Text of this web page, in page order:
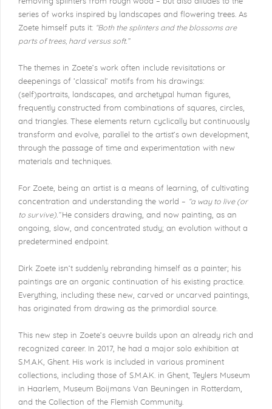
series of works inspired by landscapes and flowering trees. As
Zoete himself puts it: “Both the splinters and the blossoms are
parts of trees, hard versus soft.”
The themes in Zoete’s work often include revisitations or
deepenings of ‘classical’ motifs from his draw­ings:
(self)portraits, landscapes, and archetypal human figures,
frequently constructed from combinations of squares, circles,
and triangles. These elements return cyclically but continuously
transform and evolve, parallel to the artist’s own development,
through the passage of time and experimentation with new
mate­rials and techniques.
For Zoete, being an artist is a means of learning, of cultivating
concentration and understanding the world – “a way to live (or
to survive).”He considers drawing, and now painting, as an
ongoing, slow, and concentrated study; an evolution without a
predetermined endpoint.
Dirk Zoete isn’t suddenly rebranding himself as a painter; his
paintings are an organic continuation of his existing practice.
Everything, including these new, carved or uncarved paintings,
has originated from drawing as the primordial source.
This new step in Zoete’s oeuvre builds upon an already rich and
recognized career. In 2017, he had a major solo exhibition at
S.M.A.K, Ghent. His work is included in various prominent
collections, including those of S.M.A.K. in Ghent, Teylers Museum
in Haarlem, Museum Boijmans Van Beuningen in Rotterdam,
and the Collection of the Flemish Community.